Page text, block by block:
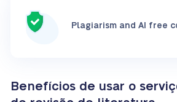
Plagiarism and AI free
Benefícios de usar o